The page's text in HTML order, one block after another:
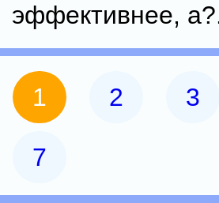
эффективнее,
1 2 3
7